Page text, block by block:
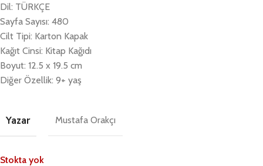
Dil: TÜRKÇE
Sayfa Sayısı: 480
Cilt Tipi: Karton Kapak
Kağıt Cinsi: Kitap Kağıdı
Boyut: 12.5 x 19.5 cm
Diğer Özellik: 9+ yaş
Yazar Mustafa Orakçı
Stokta yok